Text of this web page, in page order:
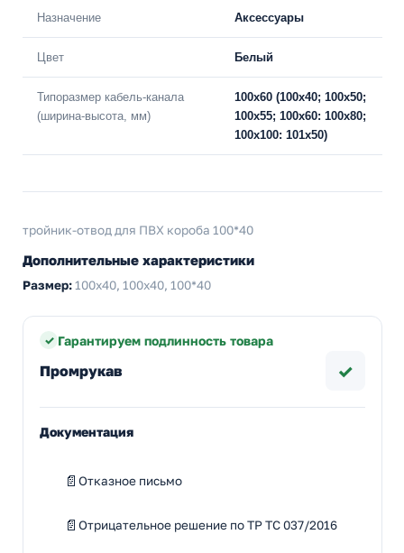
Назначение Аксессуары
Цвет Белый
Типоразмер кабель-канала
(ширина-высота, мм)
100х60 (100х40; 100х50;
100х55; 100х60: 100х80;
100х100: 101х50)
тройник-отвод для ПВХ короба 100*40
Дополнительные характеристики
Размер:100х40, 100x40, 100*40
Гарантируем подлинность товара
Промрукав ✓
Документация
Отказное письмо
Отрицательное решение по ТР ТС 037/2016